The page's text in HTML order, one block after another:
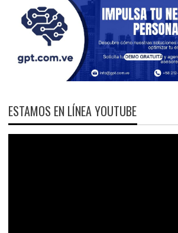
ESTAMOS EN LÍNEA YOUTUBE